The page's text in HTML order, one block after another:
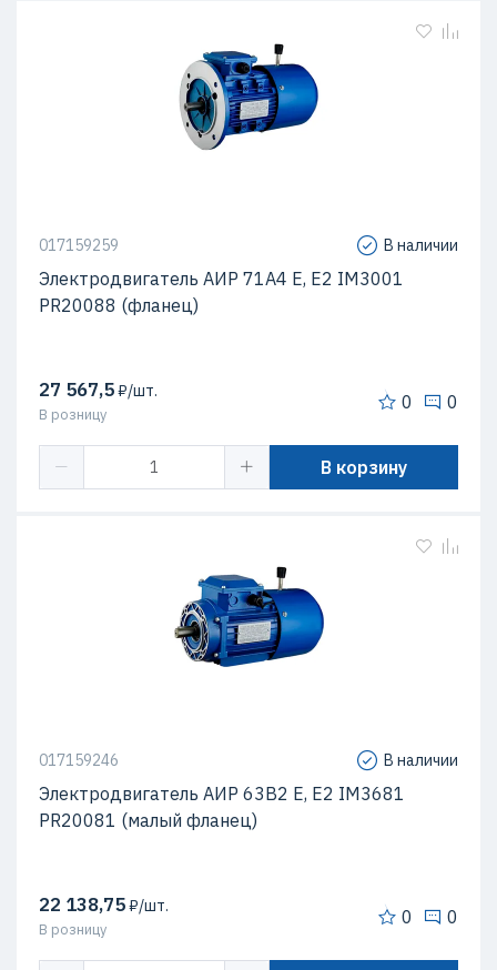
017159259 В наличии
Электродвигатель АИР 71А4 Е, Е2 IM3001
PR20088 (фланец)
27 567,5₽/шт.
В розницу
0 0
В корзину
017159246 В наличии
Электродвигатель АИР 63В2 Е, Е2 IM3681
PR20081 (малый фланец)
22 138,75₽/шт.
В розницу
0 0